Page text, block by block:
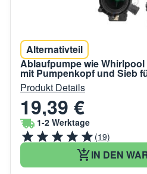
Alternativteil
Ablaufpumpe wie Whirlpool
mit Pumpenkopf und Sieb
Produkt Details
19,39 €
1-2 Werktage
(19)
IN DEN